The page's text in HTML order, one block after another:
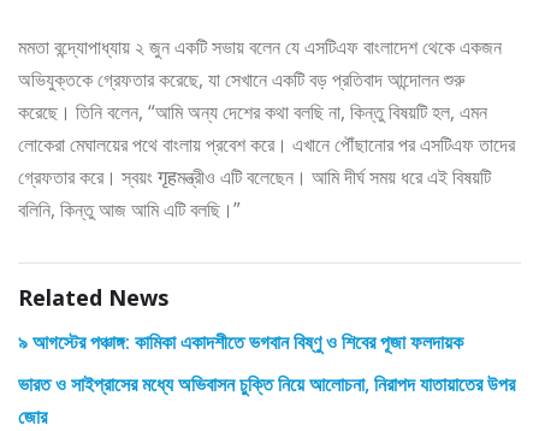
মমতা বন্দ্যোপাধ্যায় ২ জুন একটি সভায় বলেন যে এসটিএফ বাংলাদেশ থেকে একজন
অভিযুক্তকে গ্রেফতার করেছে, যা সেখানে একটি বড় প্রতিবাদ আন্দোলন শুরু
করেছে। তিনি বলেন, “আমি অন্য দেশের কথা বলছি না, কিন্তু বিষয়টি হল, এমন
লোকেরা মেঘালয়ের পথে বাংলায় প্রবেশ করে। এখানে পৌঁছানোর পর এসটিএফ তাদের
গ্রেফতার করে। স্বয়ং गृहমন্ত্রীও এটি বলেছেন। আমি দীর্ঘ সময় ধরে এই বিষয়টি
বলিনি, কিন্তু আজ আমি এটি বলছি।”
Related News
৯ আগস্টের পঞ্চাঙ্গ: কামিকা একাদশীতে ভগবান বিষ্ণু ও শিবের পূজা ফলদায়ক
ভারত ও সাইপ্রাসের মধ্যে অভিবাসন চুক্তি নিয়ে আলোচনা, নিরাপদ যাতায়াতের উপর
জোর